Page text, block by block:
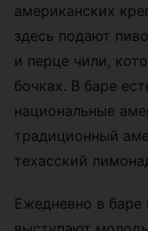
американских
здесь подают
и перце чили,
бочках. В баре
национальные
традиционный
техасский
Ежедневно в